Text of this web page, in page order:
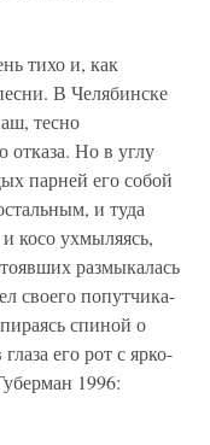
тихо и, как
В Челябинске
тесно
отказа. Но в углу
парней его собой
и туда
косо ухмыляясь,
размыкалась
своего попутчика-
спиной о
его рот с ярко-
1996: